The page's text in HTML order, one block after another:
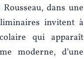
dans une
invitent à
qui apparaît
moderne, d’une